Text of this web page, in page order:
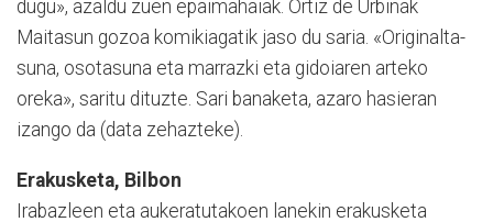
dugu», azaldu zuen epaimahaiak. Or­tiz de Urbinak
Maitasun go­zoa komikiagatik jaso du saria. «Ori­ginalta­
suna, osotasuna eta marrazki eta gidoiaren ar­te­ko
oreka», saritu dituzte. Sari banaketa, azaro hasieran
izango da (data zehazteke).
Erakusketa, Bilbon
Irabazleen eta aukeratutakoen lanekin erakusketa